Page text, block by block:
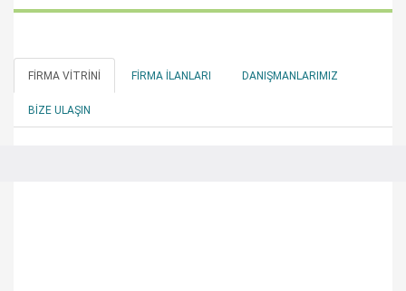
FIRMA VITRINI FIRMA İLANLARI DANIŞMANLARIMIZ
BIZE ULAŞIN